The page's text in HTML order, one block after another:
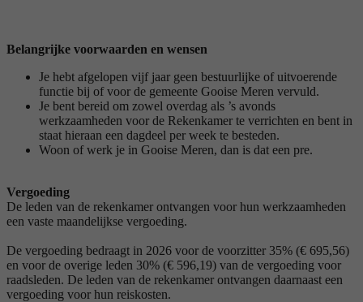
Belangrijke voorwaarden en wensen
Je hebt afgelopen vijf jaar geen bestuurlijke of uitvoerende
functie bij of voor de gemeente Gooise Meren vervuld.
Je bent bereid om zowel overdag als ’s avonds
werkzaamheden voor de Rekenkamer te verrichten en bent in
staat hieraan een dagdeel per week te besteden.
Woon of werk je in Gooise Meren, dan is dat een pre.
Vergoeding
De leden van de rekenkamer ontvangen voor hun werkzaamheden
een vaste maandelijkse vergoeding.
De vergoeding bedraagt in 2026 voor de voorzitter 35% (€ 695,56)
en voor de overige leden 30% (€ 596,19) van de vergoeding voor
raadsleden. De leden van de rekenkamer ontvangen daarnaast een
vergoeding voor hun reiskosten.